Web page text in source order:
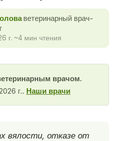
ветеринарный врач-
г. ~4 мин чтения
врачом.
г.. Наши врачи
вялости, отказе от